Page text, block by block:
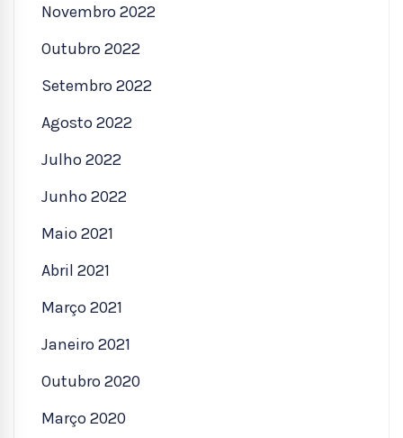
Novembro 2022
Outubro 2022
Setembro 2022
Agosto 2022
Julho 2022
Junho 2022
Maio 2021
Abril 2021
Março 2021
Janeiro 2021
Outubro 2020
Março 2020